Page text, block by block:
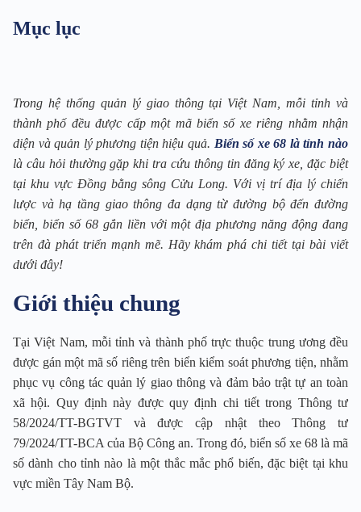
Trong hệ thống quản lý giao thông tại Việt Nam, mỗi tỉnh và
thành phố đều được cấp một mã biển số xe riêng nhằm nhận
diện và quản lý phương tiện hiệu quả. Biển số xe 68 là tỉnh nào
là câu hỏi thường gặp khi tra cứu thông tin đăng ký xe, đặc biệt
tại khu vực Đồng bằng sông Cửu Long. Với vị trí địa lý chiến
lược và hạ tầng giao thông đa dạng từ đường bộ đến đường
biển, biển số 68 gắn liền với một địa phương năng động đang
trên đà phát triển mạnh mẽ. Hãy khám phá chi tiết tại bài viết
dưới đây!
Giới thiệu chung
Tại Việt Nam, mỗi tỉnh và thành phố trực thuộc trung ương đều
được gán một mã số riêng trên biển kiểm soát phương tiện, nhằm
phục vụ công tác quản lý giao thông và đảm bảo trật tự an toàn
xã hội. Quy định này được quy định chi tiết trong Thông tư
58/2024/TT-BGTVT và được cập nhật theo Thông tư
79/2024/TT-BCA của Bộ Công an. Trong đó, biển số xe 68 là mã
số dành cho tỉnh nào là một thắc mắc phổ biến, đặc biệt tại khu
vực miền Tây Nam Bộ.
Mục lục